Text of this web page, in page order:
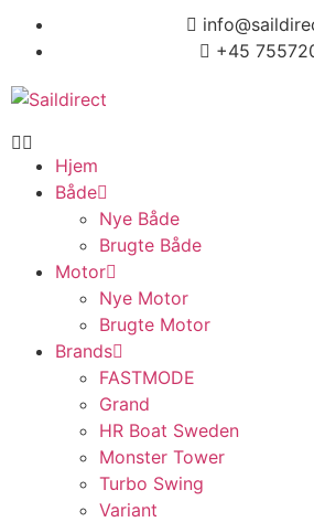
+45
Hjem
Både
Nye Både
Brugte Både
Motor
Nye Motor
Brugte Motor
Brands
FASTMODE
Grand
HR Boat Sweden
Monster Tower
Turbo Swing
Variant